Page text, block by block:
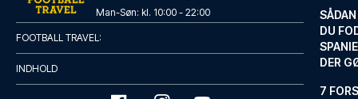
DU
DER
7
Man-Søn: kl. 10:00 - 22:00
FOOTBALL TRAVEL:
INDHOLD